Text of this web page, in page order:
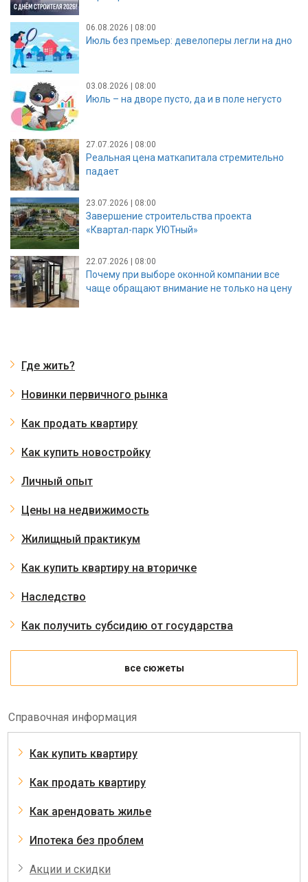
06.08.2026 | 08:00
Июль без премьер: девелоперы легли на дно
03.08.2026 | 08:00
Июль – на дворе пусто, да и в поле негусто
27.07.2026 | 08:00
Реальная цена маткапитала стремительно
падает
23.07.2026 | 08:00
Завершение строительства проекта
«Квартал-парк УЮТный»
22.07.2026 | 08:00
Почему при выборе оконной компании все
чаще обращают внимание не только на цену
Где жить?
Новинки первичного рынка
Как продать квартиру
Как купить новостройку
Личный опыт
Цены на недвижимость
Жилищный практикум
Как купить квартиру на вторичке
Наследство
Как получить субсидию от государства
все сюжеты
Справочная информация
Как купить квартиру
Как продать квартиру
Как арендовать жилье
Ипотека без проблем
Акции и скидки